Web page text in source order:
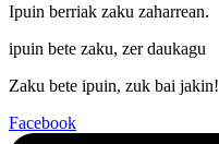
Ipuin berriak zaku zaharrean.
ipuin bete zaku, zer daukagu
Zaku bete ipuin, zuk bai jakin!
Facebook